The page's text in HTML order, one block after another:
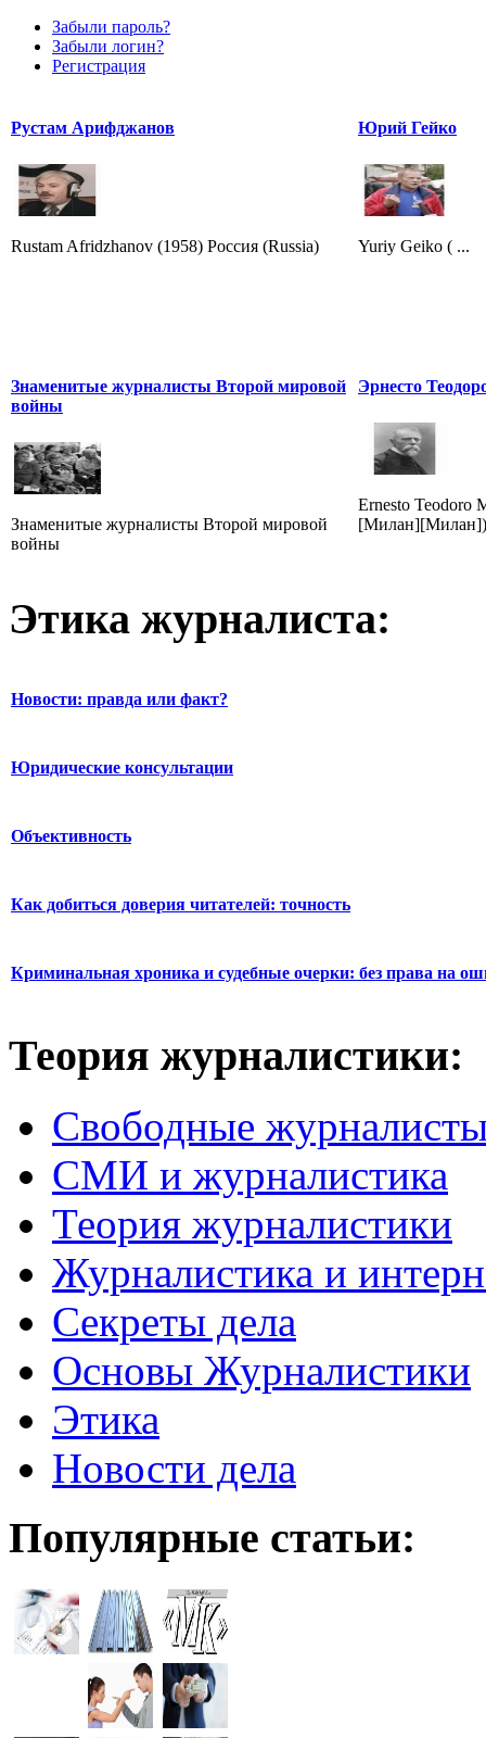
Забыли пароль?
Забыли логин?
Регистрация
Рустам Арифджанов
Rustam Afridzhanov (1958) Россия (Russia)
Юрий Гейко
Yuriy Geiko ( ...
Знаменитые журналисты Второй мировой
войны
Знаменитые журналисты Второй мировой
войны
Эрнесто
Ernesto Teodoro
[Милан][Милан])
Этика журналиста:
Новости: правда или факт?
Юридические консультации
Объективность
Как добиться доверия читателей: точность
Криминальная хроника и судебные очерки: без права на
Теория журналистики:
Свободные
СМИ и журналистика
Теория журналистики
Журналистика и
Секреты дела
Основы Журналистики
Этика
Новости дела
Популярные статьи: